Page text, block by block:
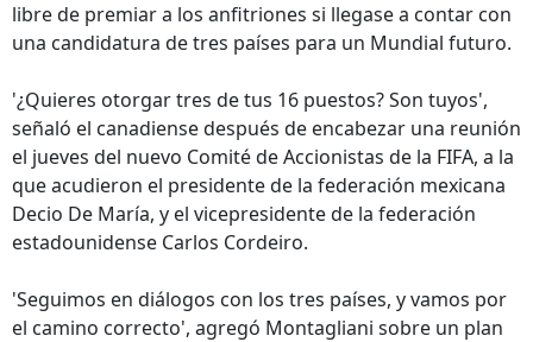
libre de premiar a los anfitriones si llegase a contar con
una candidatura de tres países para un Mundial futuro.
'¿Quieres otorgar tres de tus 16 puestos? Son tuyos',
señaló el canadiense después de encabezar una reunión
el jueves del nuevo Comité de Accionistas de la FIFA, a la
que acudieron el presidente de la federación mexicana
Decio De María, y el vicepresidente de la federación
estadounidense Carlos Cordeiro.
'Seguimos en diálogos con los tres países, y vamos por
el camino correcto', agregó Montagliani sobre un plan